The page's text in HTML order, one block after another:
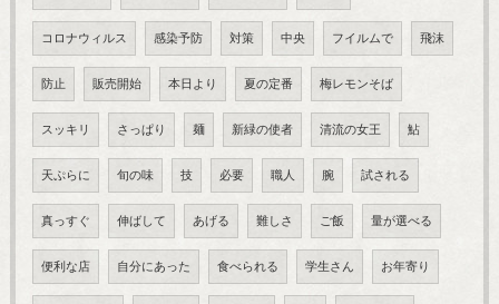
コロナウィルス 感染予防 対策 中央 フイルムで 飛沫
防止 販売開始 本日より 夏の定番 梅レモンそば
スッキリ さっぱり 麺 新緑の使者 清流の女王 鮎
天ぷらに 旬の味 技 必要 職人 腕 試される
真っすぐ 伸ばして あげる 難しさ ご飯 量が選べる
便利な店 自分にあった 食べられる 学生さん お年寄り